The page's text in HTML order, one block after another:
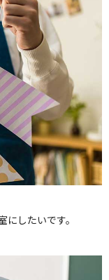
したいです。